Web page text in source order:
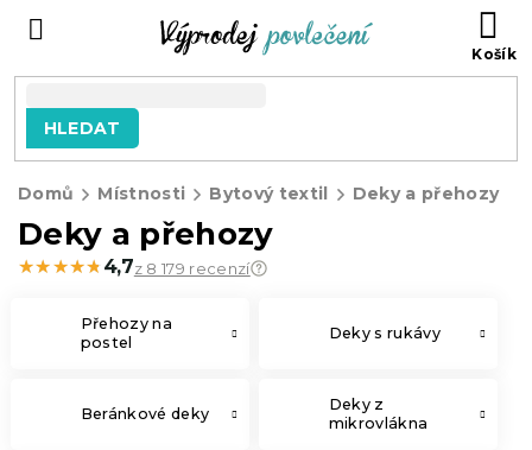
HLEDAT
Domů Místnosti Bytový textil Deky a přehozy
Deky a přehozy
★★★★★
★★★★★ 4,7z 8 179 recenzí
Přehozy na
postel
Deky s rukávy
Beránkové deky
Deky z
mikrovlákna